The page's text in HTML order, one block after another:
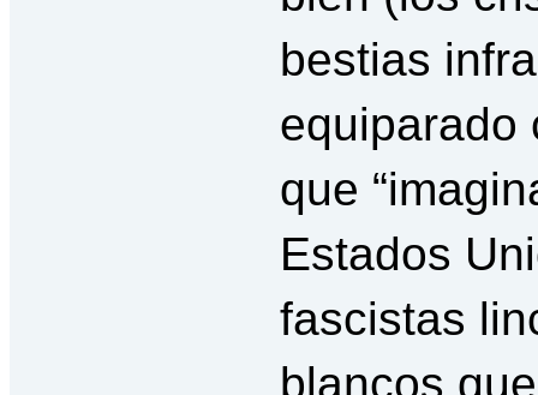
bestias
que
Estados
fascistas
blancos